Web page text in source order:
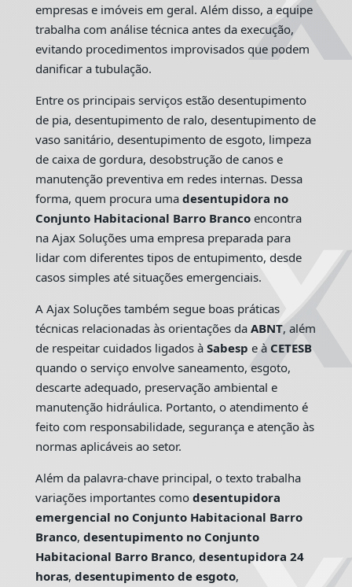
empresas e imóveis em geral. Além disso, a equipe
trabalha com análise técnica antes da execução,
evitando procedimentos improvisados que podem
danificar a tubulação.
Entre os principais serviços estão desentupimento
de pia, desentupimento de ralo, desentupimento de
vaso sanitário, desentupimento de esgoto, limpeza
de caixa de gordura, desobstrução de canos e
manutenção preventiva em redes internas. Dessa
forma, quem procura uma desentupidora no
Conjunto Habitacional Barro Brancoencontra
na Ajax Soluções uma empresa preparada para
lidar com diferentes tipos de entupimento, desde
casos simples até situações emergenciais.
A Ajax Soluções também segue boas práticas
técnicas relacionadas às orientações da ABNT, além
de respeitar cuidados ligados à Sabesp e à CETESB
quando o serviço envolve saneamento, esgoto,
descarte adequado, preservação ambiental e
manutenção hidráulica. Portanto, o atendimento é
feito com responsabilidade, segurança e atenção às
normas aplicáveis ao setor.
Além da palavra-chave principal, o texto trabalha
variações importantes como desentupidora
emergencial no Conjunto Habitacional Barro
Branco, desentupimento no Conjunto
Habitacional Barro Branco, desentupidora 24
horas, desentupimento de esgoto,